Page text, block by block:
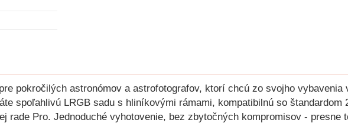
pokročilých astronómov a astrofotografov, ktorí chcú zo svojho
spoľahlivú LRGB sadu s hliníkovými rámami, kompatibilnú so štandardom
rade Pro. Jednoduché vyhotovenie, bez zbytočných kompromisov - presne